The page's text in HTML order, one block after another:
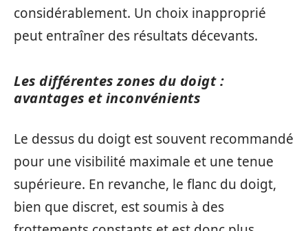
considérablement. Un choix inapproprié
peut entraîner des résultats décevants.
Les différentes zones du doigt :
avantages et inconvénients
Le dessus du doigt est souvent recommandé
pour une visibilité maximale et une tenue
supérieure. En revanche, le flanc du doigt,
bien que discret, est soumis à des